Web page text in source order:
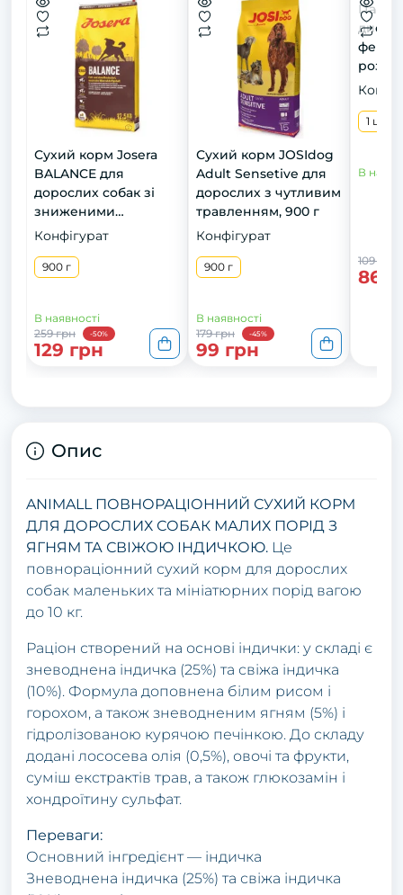
Сухий корм Josera
BALANCE для
дорослих собак зі
зниженими
енергетичними
Конфігурат
900 г
В наявності
259 грн
-50%
129 грн
Сухий корм JOSIdog
Adult Sensetive для
дорослих з чутливим
травленням, 900 г
Конфігурат
900 г
В наявності
179 грн
-45%
99 грн
1 шт
В
109 грн
86
Опис
ANIMALL ПОВНОРАЦІОННИЙ СУХИЙ КОРМ
ДЛЯ ДОРОСЛИХ СОБАК МАЛИХ ПОРІД З
ЯГНЯМ ТА СВІЖОЮ ІНДИЧКОЮ. Це
повнораціонний сухий корм для дорослих
собак маленьких та мініатюрних порід вагою
до 10 кг.
Раціон створений на основі індички: у складі є
зневоднена індичка (25%) та свіжа індичка
(10%). Формула доповнена білим рисом і
горохом, а також зневодненим ягням (5%) і
гідролізованою курячою печінкою. До складу
додані лососева олія (0,5%), овочі та фрукти,
суміш екстрактів трав, а також глюкозамін і
хондроїтину сульфат.
Переваги:
Основний інгредієнт — індичка
Зневоднена індичка (25%) та свіжа індичка